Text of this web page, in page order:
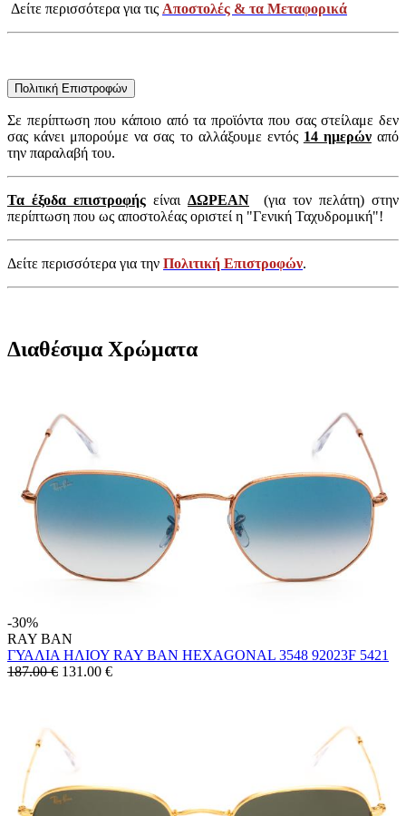
Δείτε περισσότερα για τις Αποστολές & τα Μεταφορικά
Πολιτική Επιστροφών
Σε περίπτωση που κάποιο από τα προϊόντα που σας στείλαμε δεν
σας κάνει μπορούμε να σας το αλλάξουμε εντός 14 ημερώναπό
την παραλαβή του.
Τα έξοδα επιστροφής είναι ΔΩΡΕΑΝ (για τον πελάτη) στην
περίπτωση που ως αποστολέας οριστεί η "Γενική Ταχυδρομική"!
Δείτε περισσότερα για την Πολιτική Επιστροφών.
Διαθέσιμα Χρώματα
-30%
RAY BAN
ΓΥΑΛΙΑ ΗΛΙΟΥ RAY BAN HEXAGONAL 3548 92023F 5421
187.00 € 131.00 €